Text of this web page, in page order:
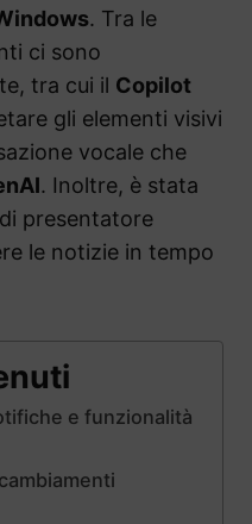
. Tra le
ci sono
tra cui il Copilot
gli elementi visivi
vocale che
. Inoltre, è stata
presentatore
le notizie in tempo
e funzionalità